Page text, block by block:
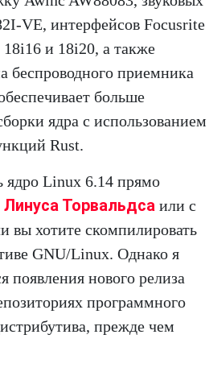
VE, интерфейсов Focusrite
и 18i20, а также
беспроводного приемника
больше
ядра с использованием
Rust.
ядро ​​Linux 6.14 прямо
Торвальдса или с
вы хотите скомпилировать
GNU/Linux. Однако я
появления нового релиза
программного
прежде чем